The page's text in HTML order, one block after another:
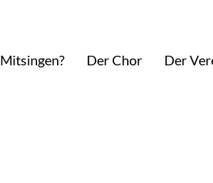
Mitsingen? Der Chor Der